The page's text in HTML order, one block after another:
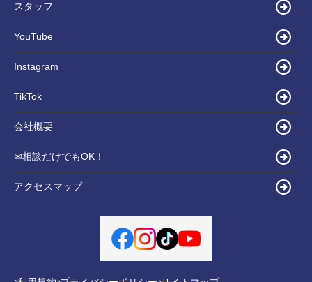
スタッフ
YouTube
Instagram
TikTok
会社概要
✉相談だけでもOK！
アクセスマップ